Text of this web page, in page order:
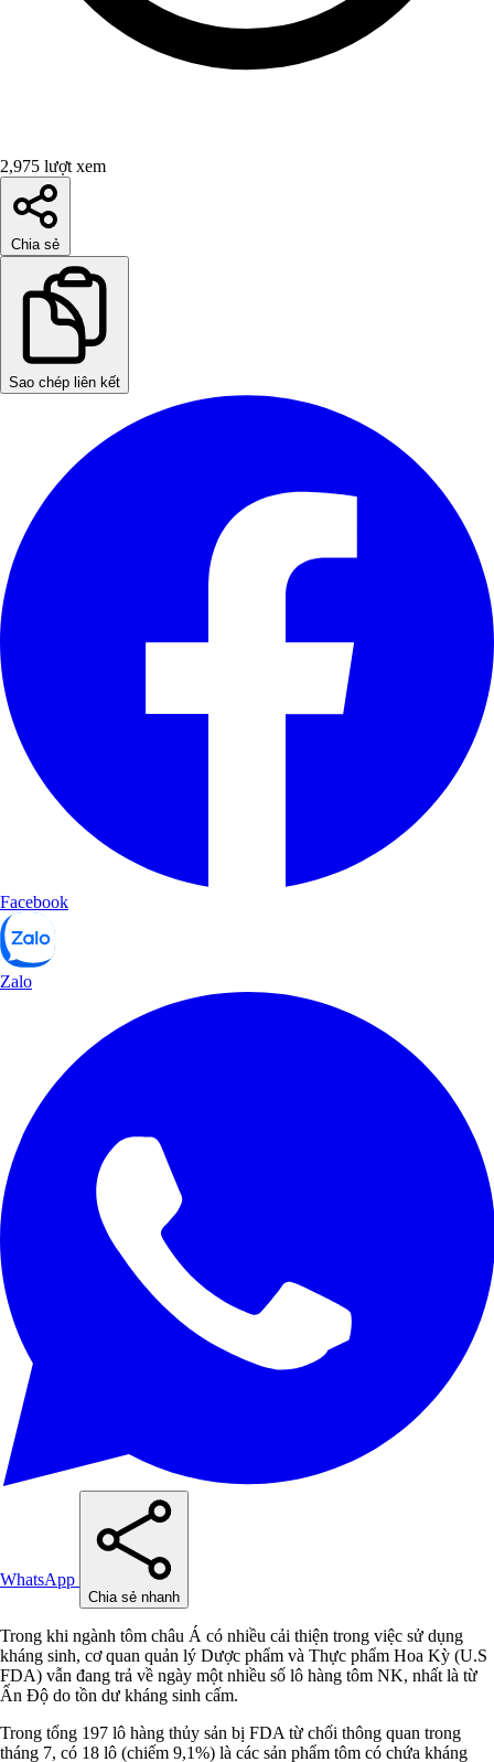
2,975 lượt xem
Chia sẻ
Sao chép liên kết
Facebook
Zalo
WhatsApp
Chia sẻ nhanh
Trong khi ngành tôm châu Á có nhiều cải thiện trong việc sử dụng
kháng sinh, cơ quan quản lý Dược phẩm và Thực phẩm Hoa Kỳ (U.S
FDA) vẫn đang trả về ngày một nhiều số lô hàng tôm NK, nhất là từ
Ấn Độ do tồn dư kháng sinh cấm.
Trong tổng 197 lô hàng thủy sản bị FDA từ chối thông quan trong
tháng 7, có 18 lô (chiếm 9,1%) là các sản phẩm tôm có chứa kháng